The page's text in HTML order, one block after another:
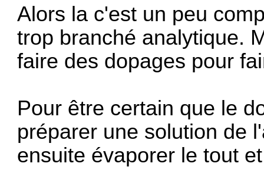
Alors la c'est un peu
trop branché analytique.
faire des dopages pour
Pour être certain que le
préparer une solution de
ensuite évaporer le tout